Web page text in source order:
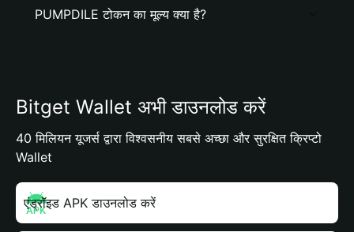
PUMPDILE टोकन का मूल्य क्या है?
Bitget Wallet अभी डाउनलोड करें
40 मिलियन यूजर्स द्वारा विश्वसनीय सबसे अच्छा और सुरक्षित क्रिप्टो
Wallet
एंड्रॉइड APK डाउनलोड करें